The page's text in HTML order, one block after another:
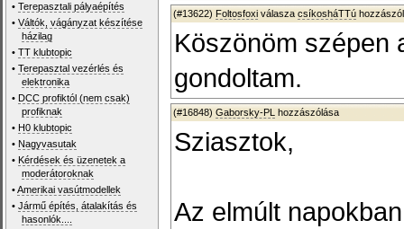
•Terepasztali pályaépítés
•Váltók, vágányzat készítése
házilag
•TT klubtopic
•Terepasztal vezérlés és
elektronika
• DCC profiktól (nem csak)
profiknak
• H0 klubtopic
• Nagyvasutak
• Kérdések és üzenetek a
moderátoroknak
•Amerikai vasútmodellek
•Jármű építés, átalakítás és
hasonlók....
(#13622) Foltosfoxi válasza csíkosháTTú
Köszönöm szépen
gondoltam.
(#16848) Gaborsky-PL hozzászólása
Sziasztok,
Az elmúlt